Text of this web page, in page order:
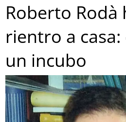
Roberto Rodà
rientro a
un incubo